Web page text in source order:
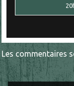
Les commentaires